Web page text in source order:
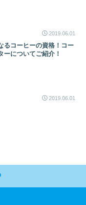
2019.06.01
るコーヒーの資格！コー
ーについてご紹介！
2019.06.01